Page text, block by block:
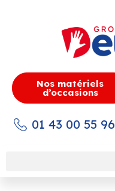
Nos matériels
d’occasions
01 43 00 55 96